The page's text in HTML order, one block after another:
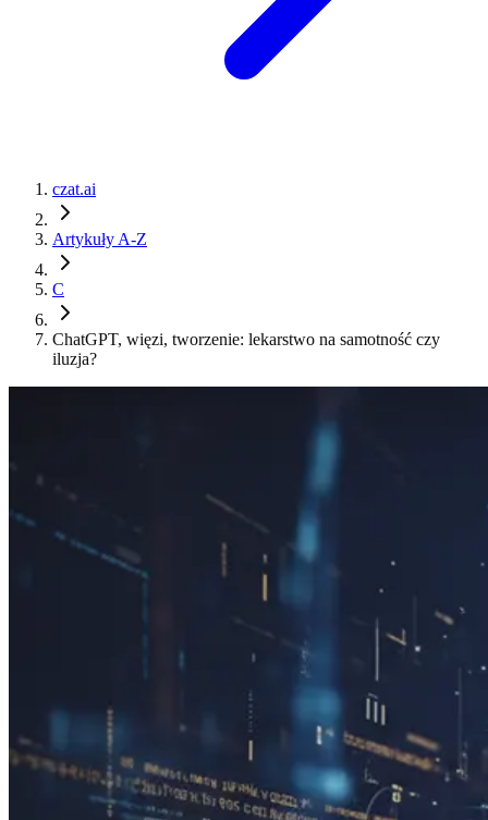
czat.ai
Artykuły A-Z
C
ChatGPT, więzi, tworzenie: lekarstwo na samotność czy
iluzja?